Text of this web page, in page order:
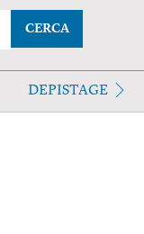
CERCA
DEPISTAGE